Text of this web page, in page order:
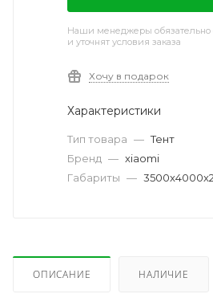
Наши менеджеры обязательно
и уточнят условия заказа
Хочу в подарок
Характеристики
Тип товара — Тент
Бренд — xiaomi
Габариты —
ОПИСАНИЕ НАЛИЧИЕ